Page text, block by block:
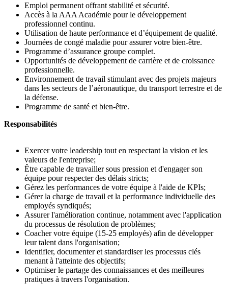
Emploi permanent offrant stabilité et sécurité.
Accès à la AAA Académie pour le développement
professionnel continu.
Utilisation de haute performance et d’équipement de qualité.
Journées de congé maladie pour assurer votre bien-être.
Programme d’assurance groupe complet.
Opportunités de développement de carrière et de croissance
professionnelle.
Environnement de travail stimulant avec des projets majeurs
dans les secteurs de l’aéronautique, du transport terrestre et de
la défense.
Programme de santé et bien-être.
Responsabilités
Exercer votre leadership tout en respectant la vision et les
valeurs de l'entreprise;
Être capable de travailler sous pression et d'engager son
équipe pour respecter des délais stricts;
Gérez les performances de votre équipe à l'aide de KPIs;
Gérer la charge de travail et la performance individuelle des
employés syndiqués;
Assurer l'amélioration continue, notamment avec l'application
du processus de résolution de problèmes;
Coacher votre équipe (15-25 employés) afin de développer
leur talent dans l'organisation;
Identifier, documenter et standardiser les processus clés
menant à l'atteinte des objectifs;
Optimiser le partage des connaissances et des meilleures
pratiques à travers l'organisation.